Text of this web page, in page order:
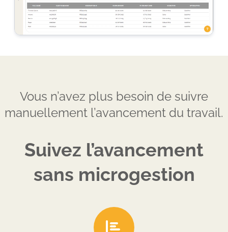
Vous n’avez plus besoin de suivre
manuellement l’avancement du travail.
Suivez l’avancement
sans microgestion